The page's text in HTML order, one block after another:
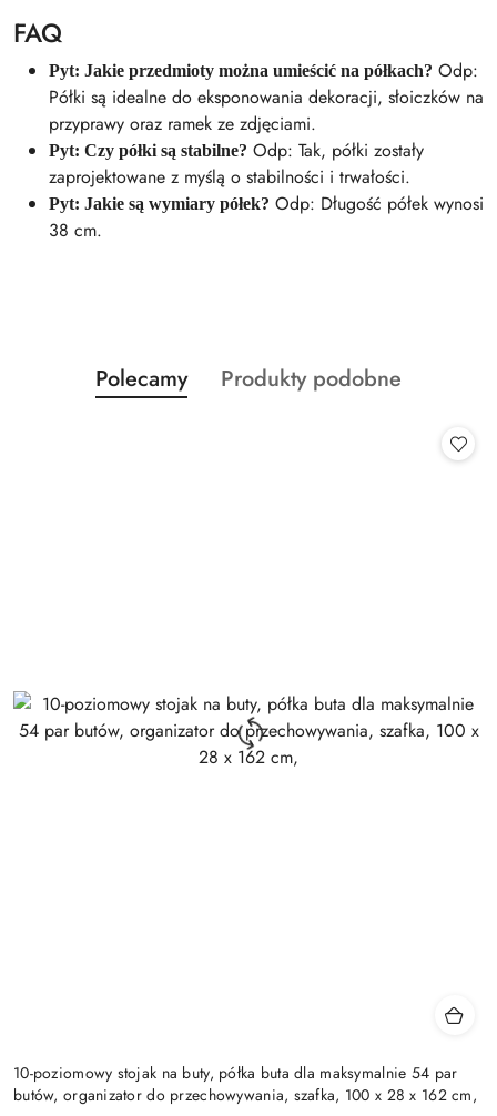
FAQ
Pyt: Jakie przedmioty można umieścić na półkach? Odp:
Półki są idealne do eksponowania dekoracji, słoiczków na
przyprawy oraz ramek ze zdjęciami.
Pyt: Czy półki są stabilne? Odp: Tak, półki zostały
zaprojektowane z myślą o stabilności i trwałości.
Pyt: Jakie są wymiary półek? Odp: Długość półek wynosi
38 cm.
Pomiń karuzelę produktów
Produkty
o
Polecamy
Produkty
Produkty podobne
10-poziomowy stojak na buty, półka buta dla maksymalnie 54 par
butów, organizator do przechowywania, szafka, 100 x 28 x 162 cm,